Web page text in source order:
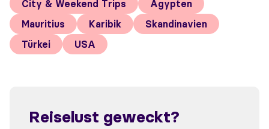
City & Weekend Trips
Ägypten
Mauritius
Karibik
Skandinavien
Türkei
USA
Reiselust geweckt?